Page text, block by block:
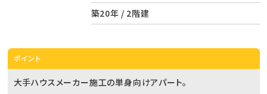
築20年 / 2階建
ポイント
大手ハウスメーカー施工の単身向けアパート。